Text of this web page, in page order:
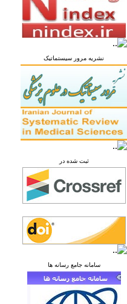
نشریه مرور سیستماتیک
ثبت شده در
سامانه جامع رسانه ها